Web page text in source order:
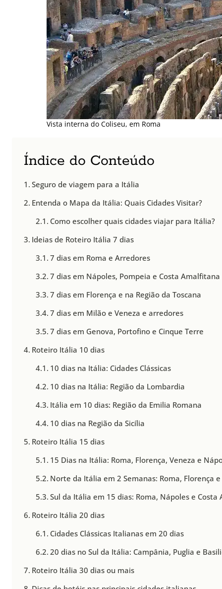
Vista interna do Coliseu, em Roma
Índice do Conteúdo
Seguro de viagem para a Itália
Entenda o Mapa da Itália: Quais Cidades Visitar?
Como escolher quais cidades viajar para Itália?
Ideias de Roteiro Itália 7 dias
7 dias em Roma e Arredores
7 dias em Nápoles, Pompeia e Costa Amalfitana
7 dias em Florença e na Região da Toscana
7 dias em Milão e Veneza e arredores
7 dias em Genova, Portofino e Cinque Terre
Roteiro Itália 10 dias
10 dias na Itália: Cidades Clássicas
10 dias na Itália: Região da Lombardia
Itália em 10 dias: Região da Emilia Romana
10 dias na Região da Sicília
Roteiro Itália 15 dias
15 Dias na Itália: Roma, Florença, Veneza e
Norte da Itália em 2 Semanas: Roma, Florença
Sul da Itália em 15 dias: Roma, Nápoles e Costa
Roteiro Itália 20 dias
Cidades Clássicas Italianas em 20 dias
20 dias no Sul da Itália: Campânia, Puglia e
Roteiro Itália 30 dias ou mais